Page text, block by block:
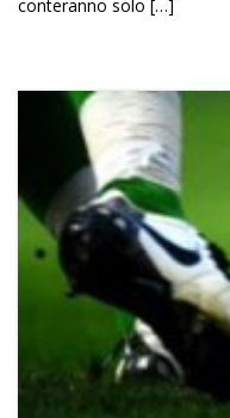
conteranno solo […]